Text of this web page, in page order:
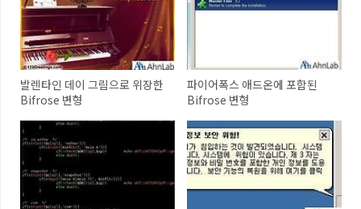
발렌타인 데이 그림으로 위장한
Bifrose 변형
파이어폭스 애드온에 포함된
Bifrose 변형